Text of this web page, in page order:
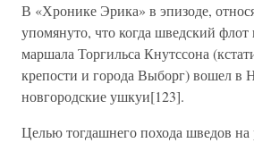
В «Хронике Эрика» в эпизоде,
упомянуто, что когда шведский
маршала Торгильса Кнутссона
крепости и города Выборг) вошел в
новгородские ушкуи[123].
Целью тогдашнего похода шведов